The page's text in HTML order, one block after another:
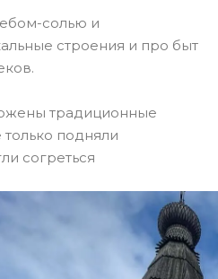
солью и
строения и про быт
традиционные
только подняли
согреться